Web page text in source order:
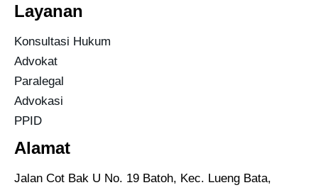
Layanan
Konsultasi Hukum
Advokat
Paralegal
Advokasi
PPID
Alamat
Jalan Cot Bak U No. 19 Batoh, Kec. Lueng Bata,